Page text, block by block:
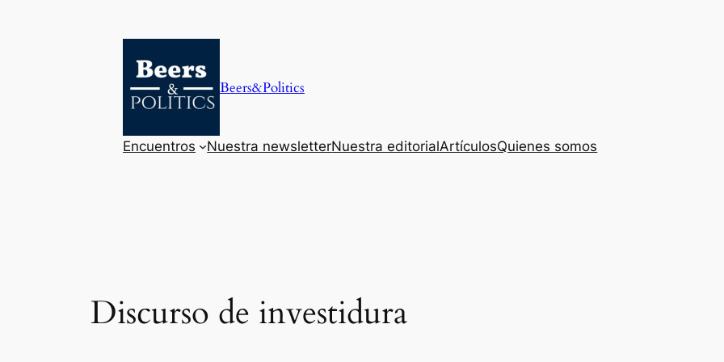
Beers&Politics
Encuentros Nuestra newsletterNuestra editorialArtículosQuienes somos
Discurso de investidura